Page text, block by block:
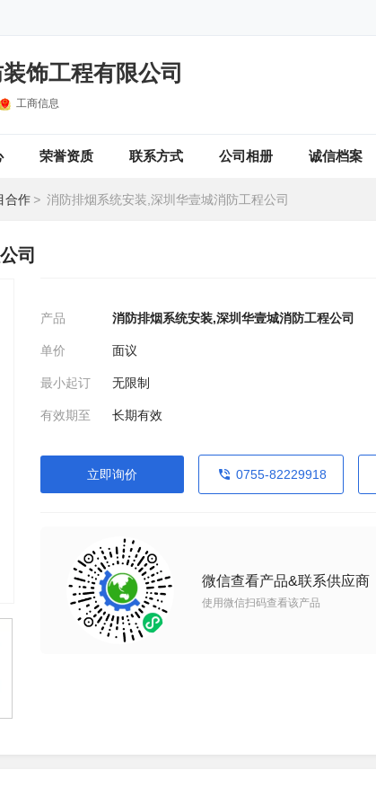
饰工程有限公司
工商信息
荣誉资质 联系方式 公司相册 诚信档案
合作 > 消防排烟系统安装,深圳华壹城消防工程公司
司
产品 消防排烟系统安装,深圳华壹城消防工程公司
单价 面议
最小起订 无限制
有效期至 长期有效
立即询价 0755-82229918
微信查看产品&联系供应商
使用微信扫码查看该产品